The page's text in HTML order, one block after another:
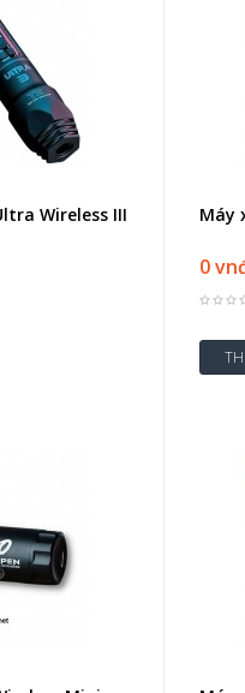
Wireless III
Máy
0